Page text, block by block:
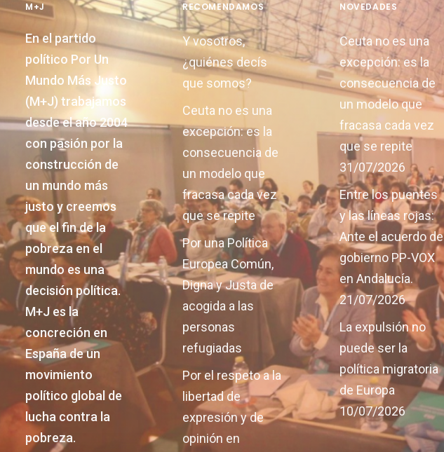
M+J
En el partido
político Por Un
Mundo Más Justo
(M+J) trabajamos
desde el año 2004
con pasión por la
construcción de
un mundo más
justo y creemos
que el fin de la
pobreza en el
mundo es una
decisión política.
M+J es la
concreción en
España de un
movimiento
político global de
lucha contra la
pobreza.
RECOMENDAMOS
Y vosotros,
¿quiénes decís
que somos?
Ceuta no es una
excepción: es la
consecuencia de
un modelo que
fracasa cada vez
que se repite
Por una Política
Europea Común,
Digna y Justa de
acogida a las
personas
refugiadas
Por el respeto a la
libertad de
expresión y de
opinión en
NOVEDADES
Ceuta no es una
excepción: es la
consecuencia de
un modelo que
fracasa cada vez
que se repite
31/07/2026
Entre los puentes
y las líneas rojas:
Ante el acuerdo de
gobierno PP-VOX
en Andalucía.
21/07/2026
La expulsión no
puede ser la
política migratoria
de Europa
10/07/2026